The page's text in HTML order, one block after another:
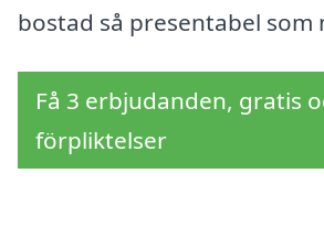
bostad så presentabel som
Få 3 erbjudanden, gratis
förpliktelser